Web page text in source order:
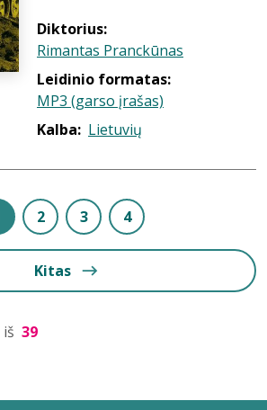
Diktorius:
Rimantas Pranckūnas
Leidinio formatas:
MP3 (garso įrašas)
Kalba: Lietuvių
2 3 4
Kitas
iš 39